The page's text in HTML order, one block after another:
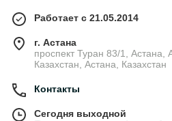
Работает с 21.05.2014
г. Астана
проспект Туран 83/1, Астана,
Казахстан, Астана, Казахстан
Контакты
Сегодня выходной